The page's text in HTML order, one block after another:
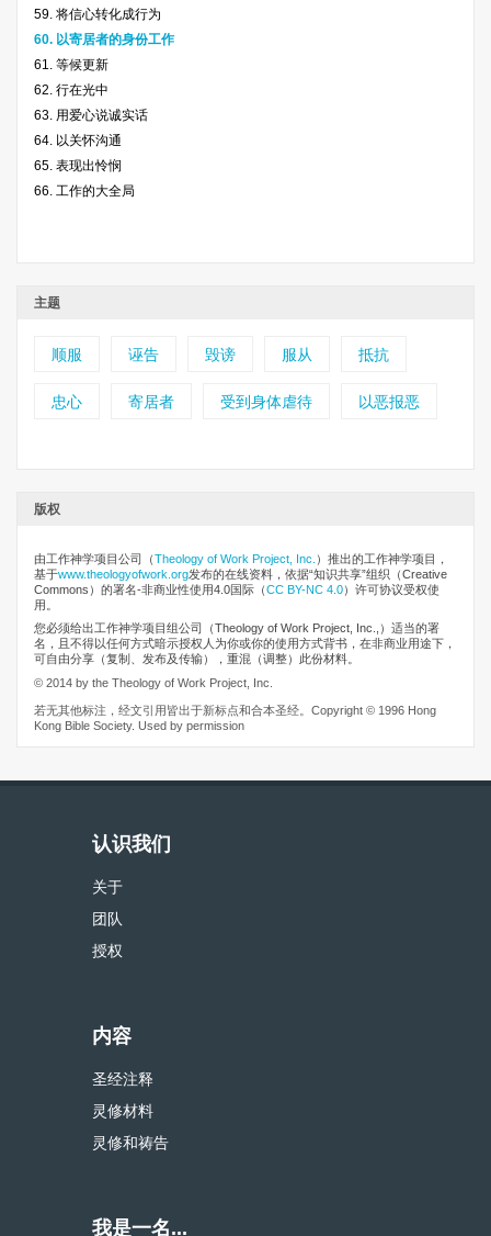
59. 将信心转化成行为
60. 以寄居者的身份工作
61. 等候更新
62. 行在光中
63. 用爱心说诚实话
64. 以关怀沟通
65. 表现出怜悯
66. 工作的大全局
主题
顺服 诬告 毁谤 服从 抵抗
忠心 寄居者 受到身体虐待 以恶报恶
版权
由工作神学项目公司 （Theology of Work Project, Inc. ）推出的工作神学项目，
基于www.theologyofwork.org发布的在线资料，依据“知识共享”组织（Creative
Commons）的署名-非商业性使用4.0国际（CC BY-NC 4.0）许可协议受权使
用。
您必须给出工作神学项目组公司（Theology of Work Project, Inc.,）适当的署
名，且不得以任何方式暗示授权人为你或你的使用方式背书，在非商业用途下，
可自由分享（复制、发布及传输），重混（调整）此份材料。
© 2014 by the Theology of Work Project, Inc.
若无其他标注，经文引用皆出于新标点和合本圣经。Copyright © 1996 Hong
Kong Bible Society. Used by permission
认识我们
关于
团队
授权
内容
圣经注释
灵修材料
灵修和祷告
我是一名...